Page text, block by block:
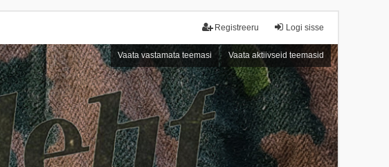
Logi sisse
Registreeru
Vaata vastamata teemasi Vaata aktiivseid teemasid